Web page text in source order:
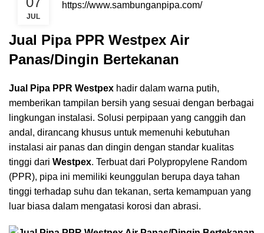
JUL
Jual Pipa PPR Westpex Air
Panas/Dingin Bertekanan
Jual Pipa PPR Westpex hadir dalam warna putih,
memberikan tampilan bersih yang sesuai dengan berbagai
lingkungan instalasi. Solusi perpipaan yang canggih dan
andal, dirancang khusus untuk memenuhi kebutuhan
instalasi air panas dan dingin dengan standar kualitas
tinggi dari Westpex. Terbuat dari Polypropylene Random
(PPR), pipa ini memiliki keunggulan berupa daya tahan
tinggi terhadap suhu dan tekanan, serta kemampuan yang
luar biasa dalam mengatasi korosi dan abrasi.